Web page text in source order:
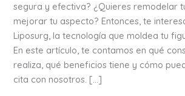
segura y efectiva? ¿Quieres remodelar
mejorar tu aspecto? Entonces, te
Liposurg, la tecnología que moldea tu
En este artículo, te contamos en qué
realiza, qué beneficios tiene y cómo
cita con nosotros. […]